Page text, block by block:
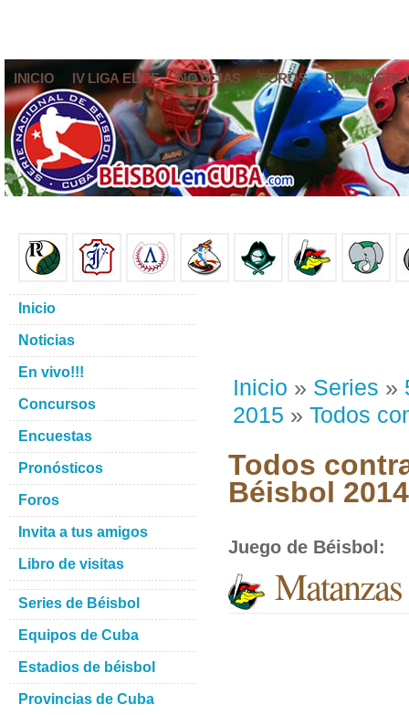
INICIO IV LIGA ELITE NOTICIAS FOROS
Inicio » Series »
2015 » Todos
Todos
Béisbol
Juego de Béisbol :
Inicio
Noticias
En vivo!!!
Concursos
Encuestas
Pronósticos
Foros
Invita a tus amigos
Libro de visitas
Series de Béisbol
Equipos de Cuba
Estadios de béisbol
Provincias de Cuba